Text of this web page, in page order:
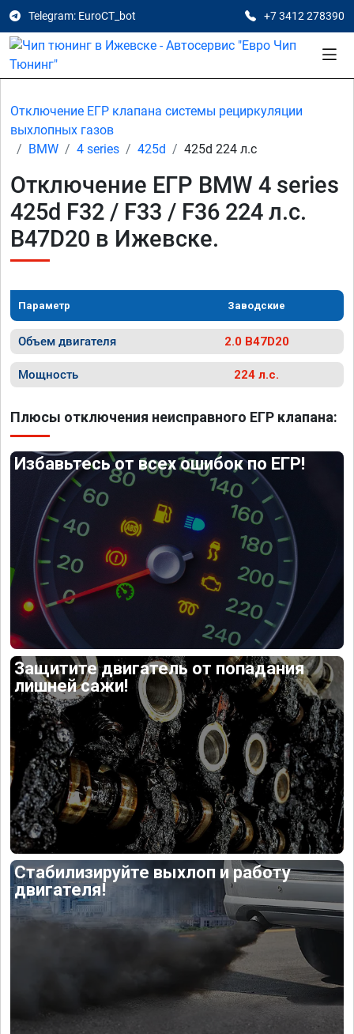
Telegram: EuroCT_bot +7 3412 278390
Отключение ЕГР клапана системы рециркуляции
выхлопных газов
BMW
4 series 425d 425d 224 л.с
Отключение ЕГР BMW 4 series
425d F32 / F33 / F36 224 л.с.
B47D20 в Ижевске.
Параметр Заводские
Объем двигателя 2.0 B47D20
Мощность 224 л.с.
Плюсы отключения неисправного ЕГР клапана:
Избавьтесь от всех ошибок по ЕГР!
Защитите двигатель от попадания
лишней сажи!
Стабилизируйте выхлоп и работу
двигателя!